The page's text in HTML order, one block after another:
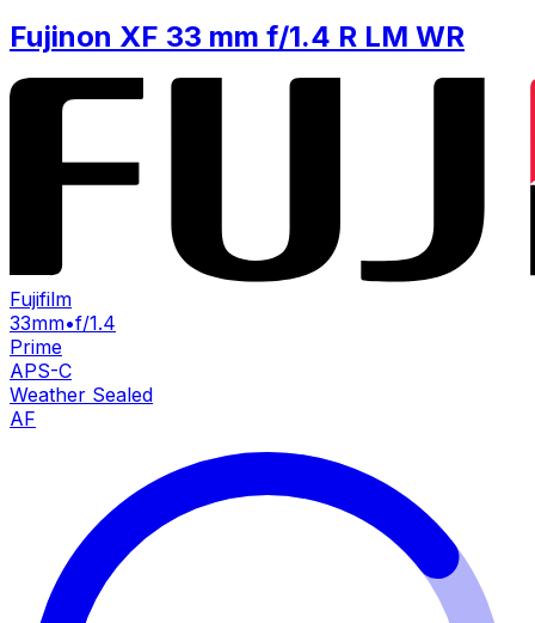
Fujinon XF 33 mm f/1.4 R LM WR
Fujifilm
33mm•f/1.4
Prime
APS-C
Weather Sealed
AF